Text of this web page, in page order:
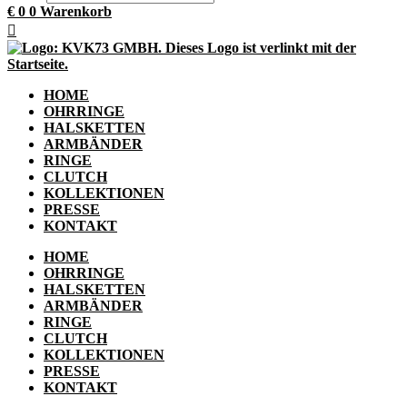
€ 0 0 Warenkorb
HOME
OHRRINGE
HALSKETTEN
ARMBÄNDER
RINGE
CLUTCH
KOLLEKTIONEN
PRESSE
KONTAKT
HOME
OHRRINGE
HALSKETTEN
ARMBÄNDER
RINGE
CLUTCH
KOLLEKTIONEN
PRESSE
KONTAKT